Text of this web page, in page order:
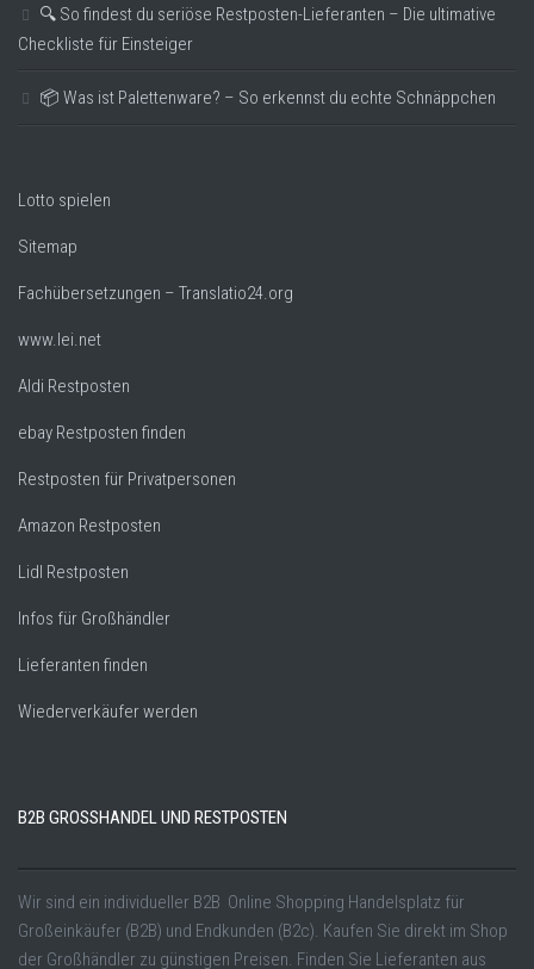
🔍 So findest du seriöse Restposten-Lieferanten – Die ultimative
Checkliste für Einsteiger
📦 Was ist Palettenware? – So erkennst du echte Schnäppchen
Lotto spielen
Sitemap
Fachübersetzungen – Translatio24.org
www.lei.net
Aldi Restposten
ebay Restposten finden
Restposten für Privatpersonen
Amazon Restposten
Lidl Restposten
Infos für Großhändler
Lieferanten finden
Wiederverkäufer werden
B2B GROSSHANDEL UND RESTPOSTEN
Wir sind ein individueller B2B Online Shopping Handelsplatz für
Großeinkäufer (B2B) und Endkunden (B2c). Kaufen Sie direkt im Shop
der Großhändler zu günstigen Preisen. Finden Sie Lieferanten aus